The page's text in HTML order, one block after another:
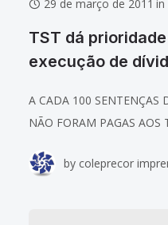
29 de março de 2011 in
TST dá
execução de
A CADA 100 SENTENÇAS
NÃO FORAM PAGAS AOS
SEUS DIREITOS
by coleprecor